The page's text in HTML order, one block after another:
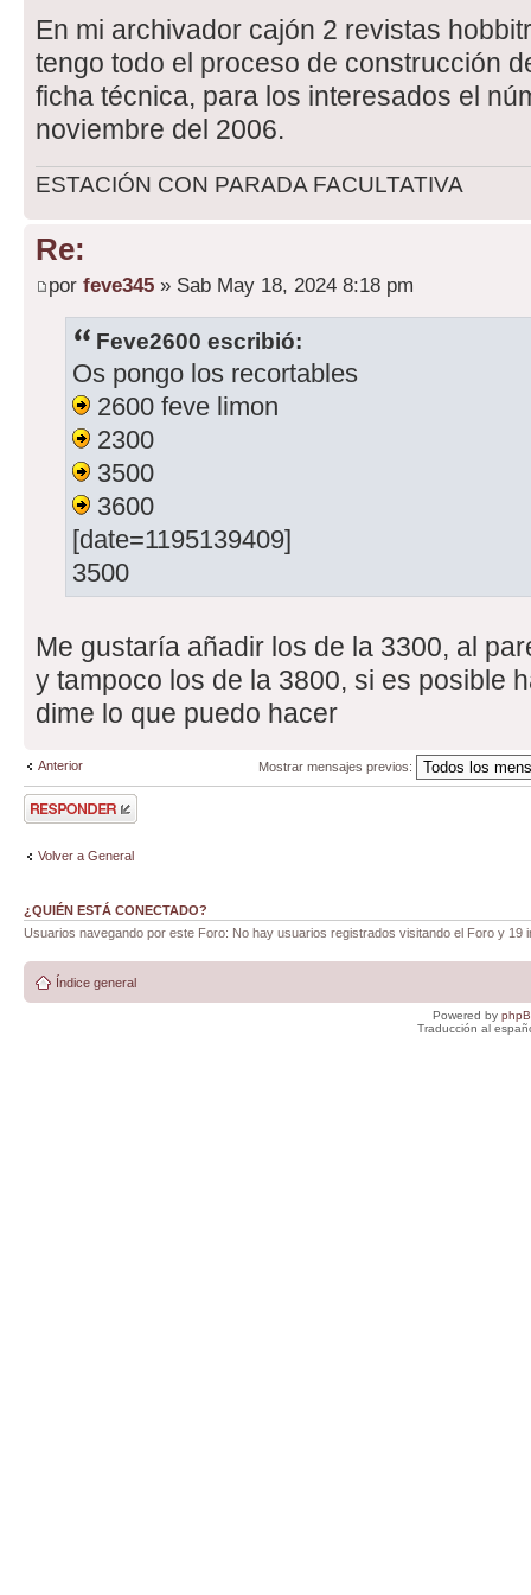
En mi archivador cajón 2 revistas
tengo todo el proceso de construcción
ficha técnica, para los interesados el
noviembre del 2006.
ESTACIÓN CON PARADA FACULTATIVA
Re:
por feve345 » Sab May 18, 2024 8:18 pm
Feve2600 escribió:
Os pongo los recortables
2600 feve limon
2300
3500
3600
[date=1195139409]
3500
Me gustaría añadir los de la 3300, al
y tampoco los de la 3800, si es posible
dime lo que puedo hacer
Anterior Mostrar mensajes previos:
Publicar una
respuesta
Volver a General
¿QUIÉN ESTÁ CONECTADO?
Usuarios navegando por este Foro: No hay usuarios registrados visitando el Foro y 19
Índice general
Powered by
Traducción al